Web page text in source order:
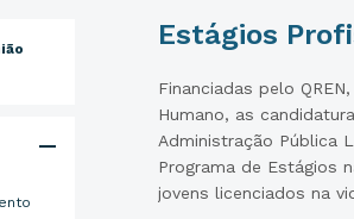
Estágios
Financiadas pelo
Humano, as
Administração Pública
Programa de Estágios
jovens licenciados na